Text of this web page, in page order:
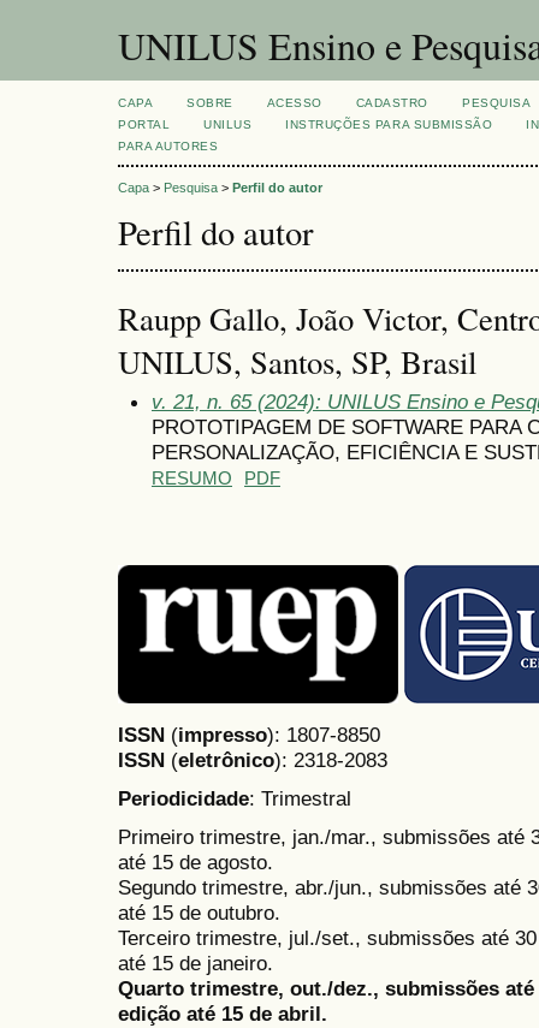
UNILUS Ensino e
CAPA SOBRE ACESSO CADASTRO
PESQUISA
PORTAL
UNILUS INSTRUÇÕES PARA SUBMISSÃO
PARA AUTORES
Capa > Pesquisa > Perfil do autor
Perfil do autor
Raupp Gallo, João Victor,
UNILUS, Santos, SP, Brasil
v. 21, n. 65 (2024): UNILUS Ensino e
PROTOTIPAGEM DE SOFTWARE PARA
PERSONALIZAÇÃO, EFICIÊNCIA E
RESUMO PDF
ISSN (impresso): 1807-8850
ISSN (eletrônico): 2318-2083
Periodicidade: Trimestral
Primeiro trimestre, jan./mar., submissões até
até 15 de agosto.
Segundo trimestre, abr./jun., submissões até
até 15 de outubro.
Terceiro trimestre, jul./set., submissões até
até 15 de janeiro.
Quarto trimestre, out./dez., submissões
edição até 15 de abril.